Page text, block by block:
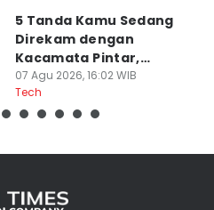
5 Tanda Kamu Sedang
Direkam dengan
Kacamata Pintar,
Waspada!
07 Agu 2026, 16:02 WIB
Tech